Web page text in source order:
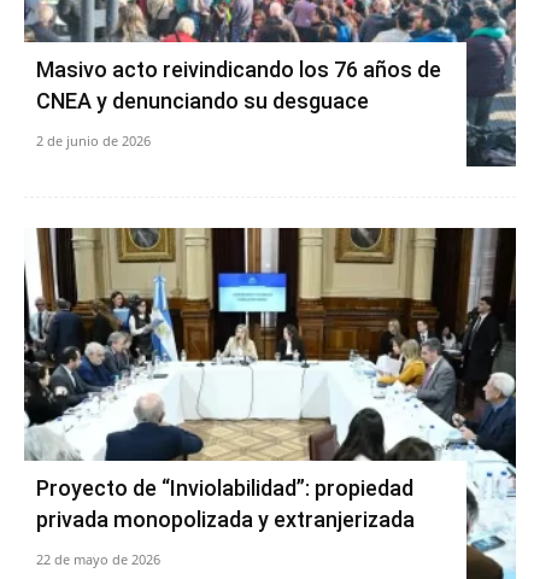
Masivo acto reivindicando los 76 años de
CNEA y denunciando su desguace
2 de junio de 2026
Proyecto de “Inviolabilidad”: propiedad
privada monopolizada y extranjerizada
22 de mayo de 2026